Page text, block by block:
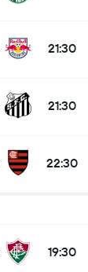
21:30
21:30
22:30
19:30